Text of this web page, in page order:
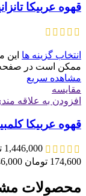
قهوه عربیکا
انتخاب گزینه ها این
ممکن است در
مشاهده سریع
مقایسه
افزودن به علاقه
قهوه عربیکا
1,446,000
174,600 تومان through 1,446,000 تومان
محصولات